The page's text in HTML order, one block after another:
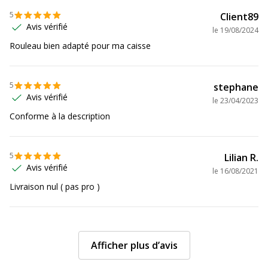
5
Avis vérifié
Client89
le 19/08/2024
Rouleau bien adapté pour ma caisse
5
Avis vérifié
stephane
le 23/04/2023
Conforme à la description
5
Avis vérifié
Lilian R.
le 16/08/2021
Livraison nul ( pas pro )
Afficher plus d’avis